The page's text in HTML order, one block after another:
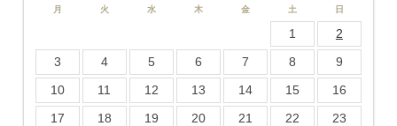
月 火 水 木 金 土 日
1
2
3
4 5 6 7 8
9
10
11 12 13 14 15
16
17
18 19 20 21 22
23